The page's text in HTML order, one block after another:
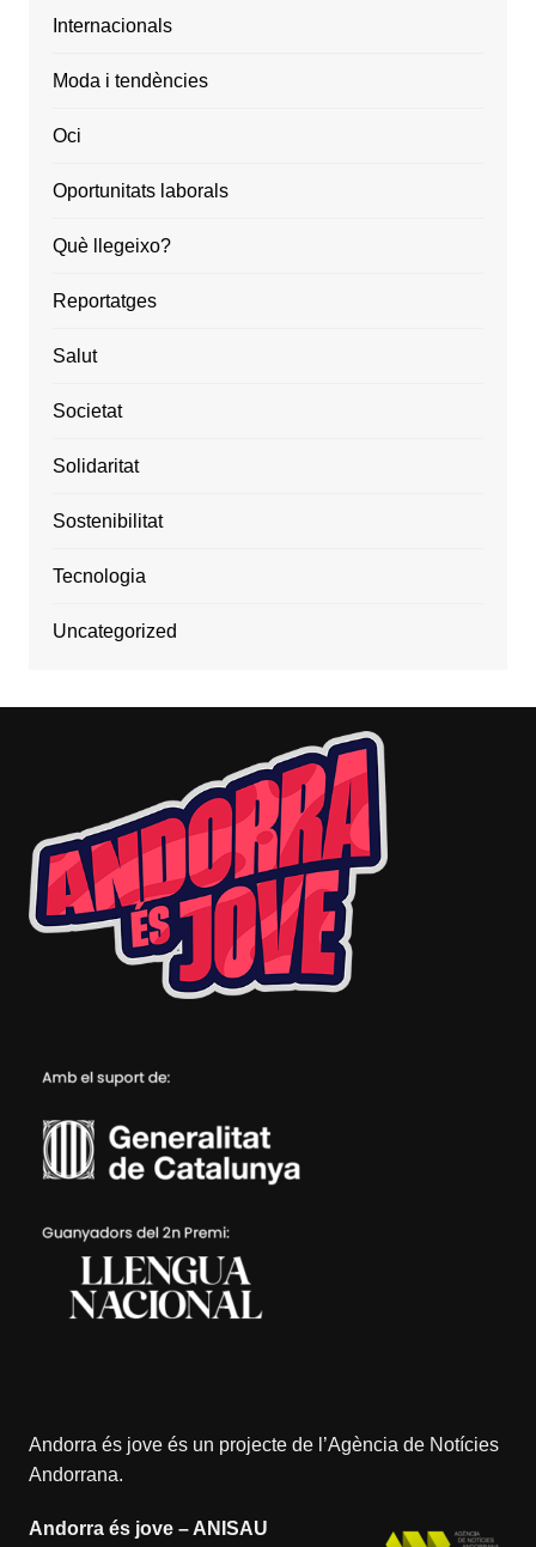
Internacionals
Moda i tendències
Oci
Oportunitats laborals
Què llegeixo?
Reportatges
Salut
Societat
Solidaritat
Sostenibilitat
Tecnologia
Uncategorized
Andorra és jove és un projecte de l’Agència de Notícies
Andorrana.
Andorra és jove – ANISAU